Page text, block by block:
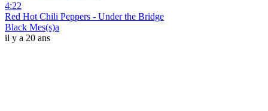
4:22
Red Hot Chili Peppers - Under the Bridge
Black Mes(s)a
il y a 20 ans